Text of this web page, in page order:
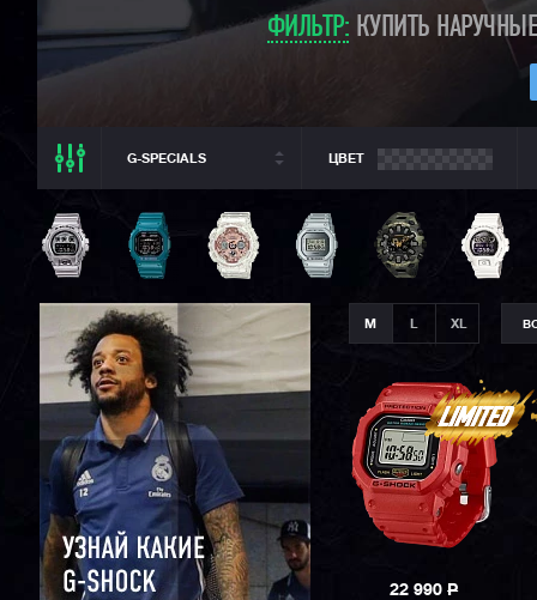
ФИЛЬТР: КУПИТЬ
G-SPECIALS
ВСЕ CASIO
CASIO G-SHOCK
CASIO BABY-G
CASIO PRO TREK
CASIO EDIFICE
CITIZEN
SEIKO
ORIENT
ЦВЕТ
M XL
22 990P